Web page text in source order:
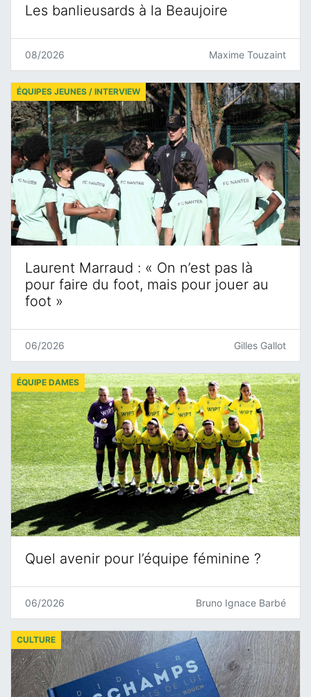
Les banlieusards à la Beaujoire
08/2026 Maxime Touzaint
Laurent Marraud : « On n’est pas là
pour faire du foot, mais pour jouer au
foot »
ÉQUIPES JEUNES / INTERVIEW
06/2026 Gilles Gallot
Quel avenir pour l’équipe féminine ?
ÉQUIPE DAMES
06/2026 Bruno Ignace Barbé
CULTURE